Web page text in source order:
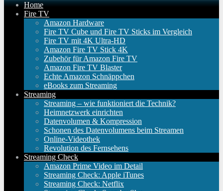
Home
Fire TV
Amazon Hardware
Fire TV Cube und Fire TV Sticks im Vergleich
Fire TV mit 4K Ultra-HD
Amazon Fire TV Stick 4K
Zubehör für Amazon Fire TV
Amazon Fire TV Blaster
Echte Amazon Schnäppchen
eBooks zum Streaming
Streaming
Streaming – wie funktioniert die Technik?
Heimnetzwerk einrichten
Datenvolumen & Kompression
Schonen des Datenvolumens beim Streamen
Online-Videothek
Revolution des Fernsehens
Streaming Check
Amazon Prime Video im Detail
Streaming Check: Apple iTunes
Streaming Check: Netflix